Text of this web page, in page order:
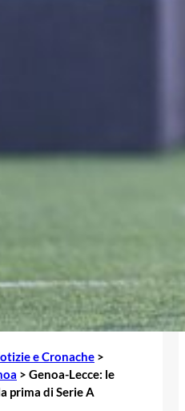
e Cronache >
> Genoa-Lecce: le
prima di Serie A